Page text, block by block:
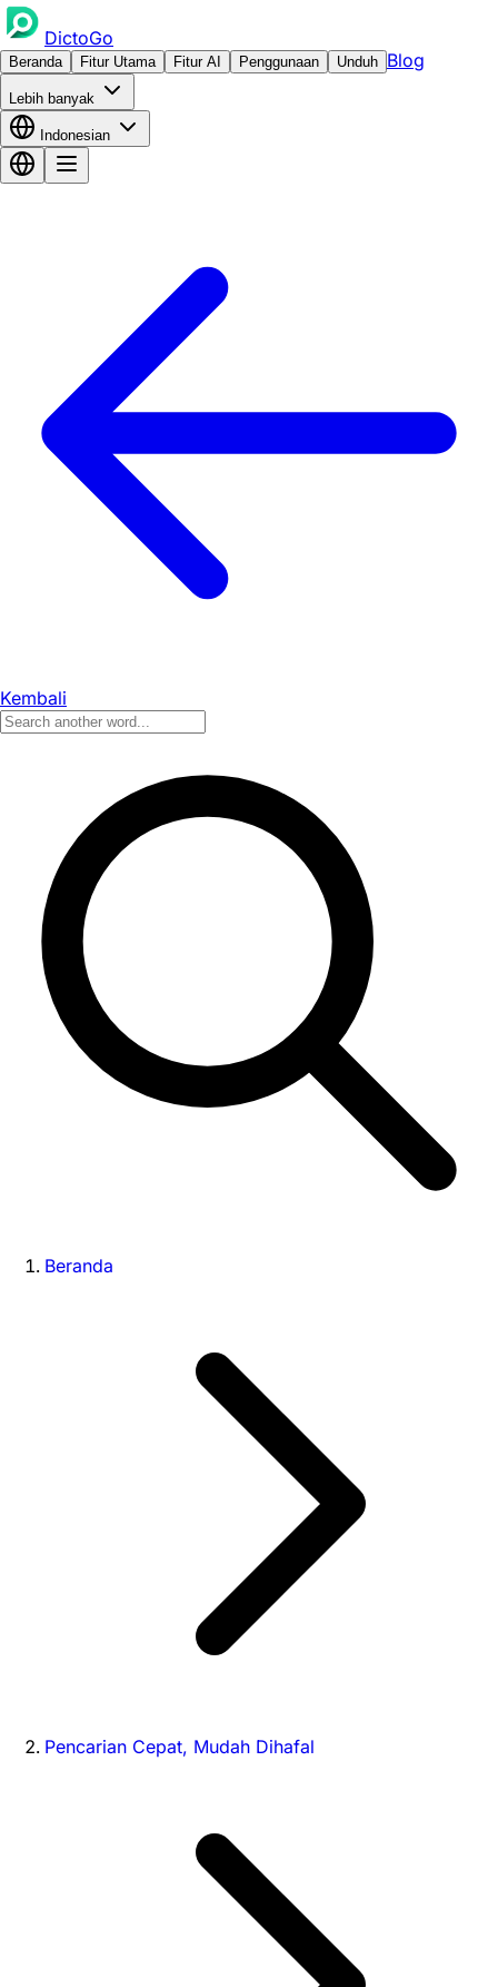
DictoGo
Beranda Fitur Utama Fitur AI Penggunaan Unduh Blog
Lebih banyak
Indonesian
Kembali
Beranda
Pencarian Cepat, Mudah Dihafal